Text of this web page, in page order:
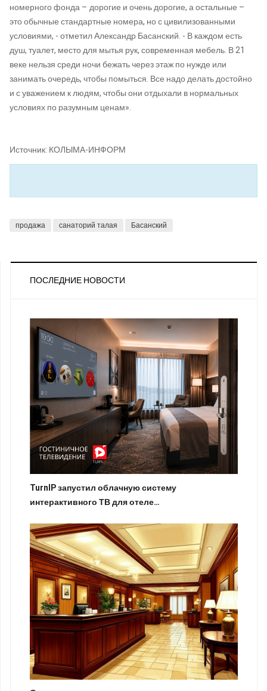
номерного фонда – дорогие и очень дорогие, а остальные –
это обычные стандартные номера, но с цивилизованными
условиями, - отметил Александр Басанский. - В каждом есть
душ, туалет, место для мытья рук, современная мебель. В 21
веке нельзя среди ночи бежать через этаж по нужде или
занимать очередь, чтобы помыться. Все надо делать достойно
и с уважением к людям, чтобы они отдыхали в нормальных
условиях по разумным ценам».
Источник: КОЛЫМА-ИНФОРМ
продажа санаторий талая Басанский
ПОСЛЕДНИЕ НОВОСТИ
TurnIP запустил облачную систему
интерактивного ТВ для отеле…